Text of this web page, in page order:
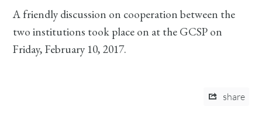
A friendly discussion on cooperation between the
two institutions took place on at the GCSP on
Friday, February 10, 2017.
share